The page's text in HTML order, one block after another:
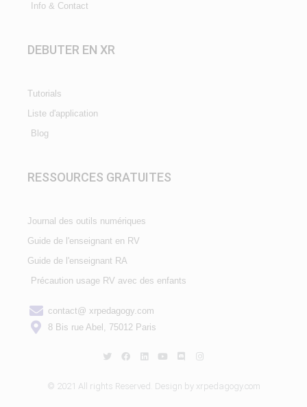
Info & Contact
DEBUTER EN XR
Tutorials
Liste d'application
Blog
RESSOURCES GRATUITES
Journal des outils numériques
Guide de l'enseignant en RV
Guide de l'enseignant RA
Précaution usage RV avec des enfants
contact@ xrpedagogy.com
8 Bis rue Abel, 75012 Paris
© 2021 All rights Reserved. Design by xrpedagogy.com